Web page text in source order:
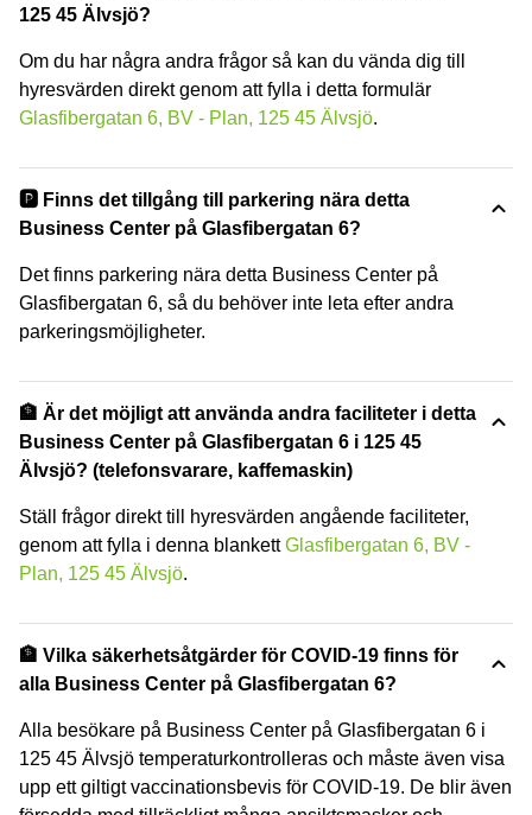
125 45 Älvsjö?
Om du har några andra frågor så kan du vända dig till
hyresvärden direkt genom att fylla i detta formulär
Glasfibergatan 6, BV - Plan, 125 45 Älvsjö.
🅿️ Finns det tillgång till parkering nära detta
Business Center på Glasfibergatan 6?
Det finns parkering nära detta Business Center på
Glasfibergatan 6, så du behöver inte leta efter andra
parkeringsmöjligheter.
🏦 Är det möjligt att använda andra faciliteter i detta
Business Center på Glasfibergatan 6 i 125 45
Älvsjö? (telefonsvarare, kaffemaskin)
Ställ frågor direkt till hyresvärden angående faciliteter,
genom att fylla i denna blankettGlasfibergatan 6, BV -
Plan, 125 45 Älvsjö.
🏦 Vilka säkerhetsåtgärder för COVID-19 finns för
alla Business Center på Glasfibergatan 6?
Alla besökare på Business Center på Glasfibergatan 6 i
125 45 Älvsjö temperaturkontrolleras och måste även visa
upp ett giltigt vaccinationsbevis för COVID-19. De blir även